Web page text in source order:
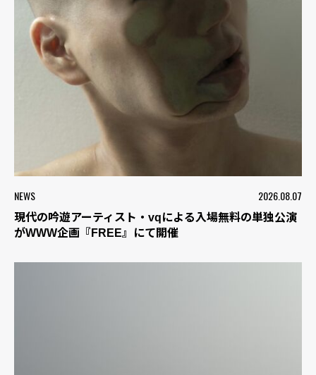
NEWS 2026.08.07
現代の吟遊アーティスト・vqによる入場無料の単独公演
がWWW企画『FREE』にて開催